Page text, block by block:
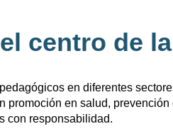
centro de
en diferentes
promoción en salud,
con responsabilidad.